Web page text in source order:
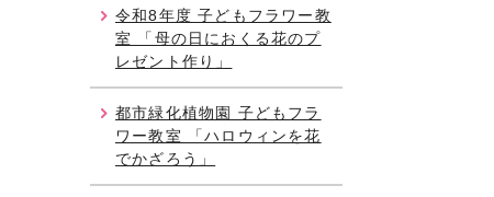
令和8年度 子どもフラワー教
室 「母の日におくる花のプ
レゼント作り」
都市緑化植物園 子どもフラ
ワー教室 「ハロウィンを花
でかざろう」